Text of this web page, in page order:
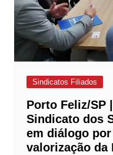
Sindicatos Filiados
Porto Feliz/SP
Sindicato dos
em diálogo
valorização da